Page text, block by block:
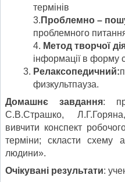
термінів
3. Проблемно –
проблемного
4. Метод творчої
інформації в форму
Релаксопедичний:
физкультпауза.
Домашнє завдання:
С.В.Страшко,
вивчити конспект
терміни; скласти схему
людини».
Очікувані результати: